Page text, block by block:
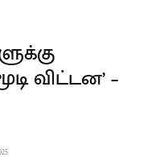
விட்டன’ –